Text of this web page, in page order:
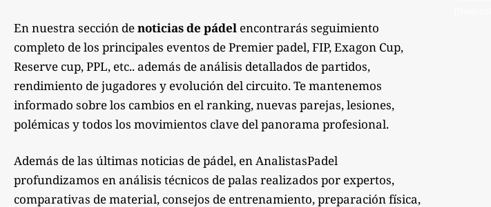
En nuestra sección denoticias de pádel encontrarás seguimiento
completo de los principales eventos de Premier padel, FIP, Exagon Cup,
Reserve cup, PPL, etc.. además de análisis detallados de partidos,
rendimiento de jugadores y evolución del circuito. Te mantenemos
informado sobre los cambios en el ranking, nuevas parejas, lesiones,
polémicas y todos los movimientos clave del panorama profesional.
Además de las últimas noticias de pádel, en AnalistasPadel
profundizamos en análisis técnicos de palas realizados por expertos,
comparativas de material, consejos de entrenamiento, preparación física,